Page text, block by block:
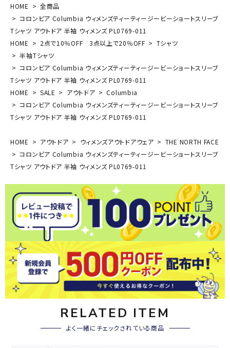
HOME
全商品
コロンビア Columbia ウィメンズティーティージービーショートスリーブ
Tシャツ アウトドア 半袖 ウィメンズ PL0769-011
HOME
2点で10％OFF 3点以上で20％OFF
Tシャツ
半袖Tシャツ
コロンビア Columbia ウィメンズティーティージービーショートスリーブ
Tシャツ アウトドア 半袖 ウィメンズ PL0769-011
HOME
SALE アウトドア
Columbia
コロンビア Columbia ウィメンズティーティージービーショートスリーブ
Tシャツ アウトドア 半袖 ウィメンズ PL0769-011
HOME アウトドア ウィメンズアウトドアウェア
THE NORTH FACE
コロンビア Columbia ウィメンズティーティージービーショートスリーブ
Tシャツ アウトドア 半袖 ウィメンズ PL0769-011
RELATED ITEM
よく一緒にチェックされている商品